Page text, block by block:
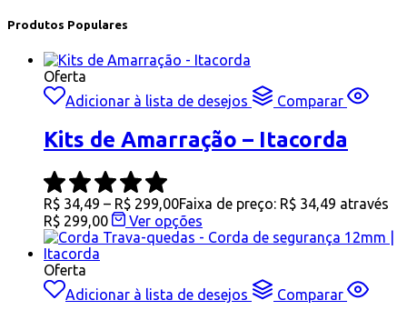
Produtos Populares
Oferta
Adicionar à lista de desejos
Comparar
Kits de Amarração – Itacorda
R$ 34,49 – R$ 299,00Faixa de preço: R$ 34,49 através
R$ 299,00
Ver opções
Oferta
Adicionar à lista de desejos
Comparar